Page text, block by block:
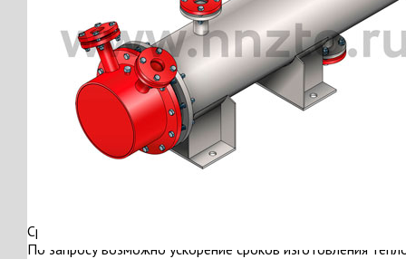
Срок изготовления: от 30 до 60 дней
По запросу возможно ускорение сроков изготовления